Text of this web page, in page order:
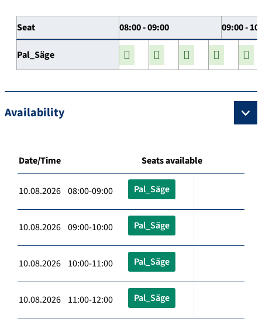
Seat 08:00 - 09:00 09:00 -
Pal_Säge
Availability
Date/Time Seats available
10.08.2026 08:00-09:00 Pal_Säge
10.08.2026 09:00-10:00 Pal_Säge
10.08.2026 10:00-11:00 Pal_Säge
10.08.2026 11:00-12:00 Pal_Säge